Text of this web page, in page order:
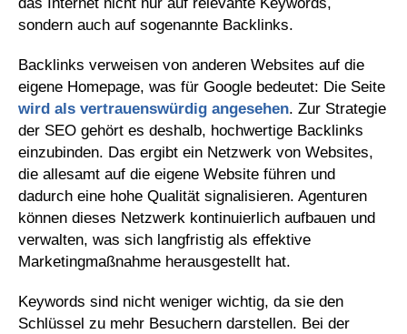
das Internet nicht nur auf relevante Keywords,
sondern auch auf sogenannte Backlinks.
Backlinks verweisen von anderen Websites auf die
eigene Homepage, was für Google bedeutet: Die Seite
wird als vertrauenswürdig angesehen. Zur Strategie
der SEO gehört es deshalb, hochwertige Backlinks
einzubinden. Das ergibt ein Netzwerk von Websites,
die allesamt auf die eigene Website führen und
dadurch eine hohe Qualität signalisieren. Agenturen
können dieses Netzwerk kontinuierlich aufbauen und
verwalten, was sich langfristig als effektive
Marketingmaßnahme herausgestellt hat.
Keywords sind nicht weniger wichtig, da sie den
Schlüssel zu mehr Besuchern darstellen. Bei der